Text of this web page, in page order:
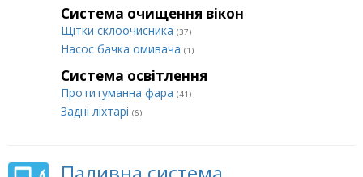
Система очищення вікон
Щітки склоочисника (37)
Насос бачка омивача (1)
Система освітлення
Протитуманна фара (41)
Задні ліхтарі (6)